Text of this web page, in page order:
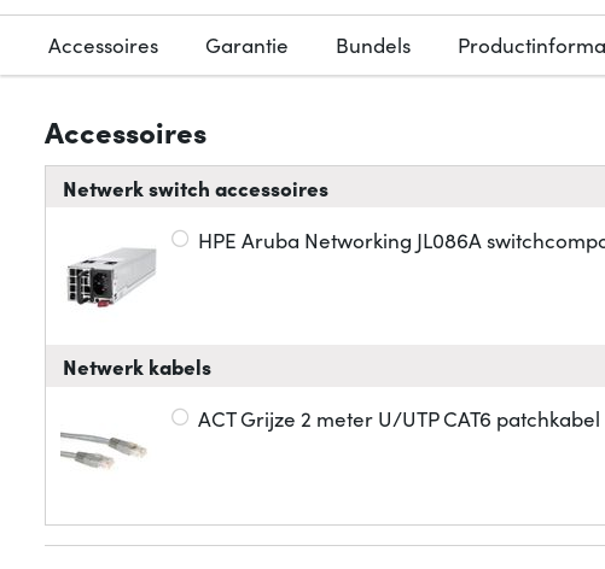
Accessoires Garantie Bundels
Accessoires
Netwerk switch accessoires
HPE Aruba Networking JL086A
Netwerk kabels
ACT Grijze 2 meter U/UTP CAT6 patchkabel